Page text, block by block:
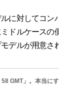
に対してコン
ドルケース
デルが用意さ
GMT」。本当に